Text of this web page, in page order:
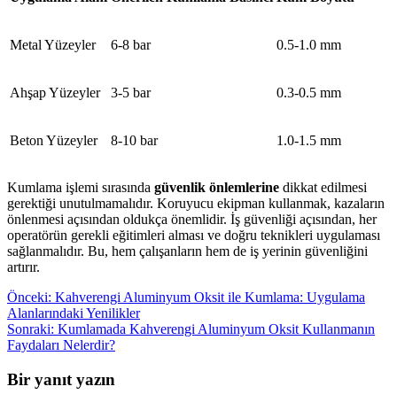
Metal Yüzeyler 6-8 bar 0.5-1.0 mm
Ahşap Yüzeyler 3-5 bar 0.3-0.5 mm
Beton Yüzeyler 8-10 bar 1.0-1.5 mm
Kumlama işlemi sırasında güvenlik önlemlerine dikkat edilmesi
gerektiği unutulmamalıdır. Koruyucu ekipman kullanmak, kazaların
önlenmesi açısından oldukça önemlidir. İş güvenliği açısından, her
operatörün gerekli eğitimleri alması ve doğru teknikleri uygulaması
sağlanmalıdır. Bu, hem çalışanların hem de iş yerinin güvenliğini
artırır.
Yazı
gezinmesi
Önceki: Önceki
yazı:
Kahverengi Aluminyum Oksit ile Kumlama: Uygulama
Alanlarındaki Yenilikler
Sonraki: Sonraki
yazı:
Kumlamada Kahverengi Aluminyum Oksit Kullanmanın
Faydaları Nelerdir?
Bir yanıt yazın